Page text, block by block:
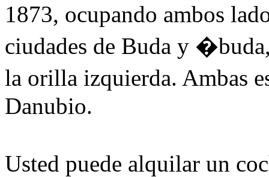
1873, ocupando ambos
ciudades de Buda y
la orilla izquierda. Ambas
Danubio.
Usted puede alquilar un